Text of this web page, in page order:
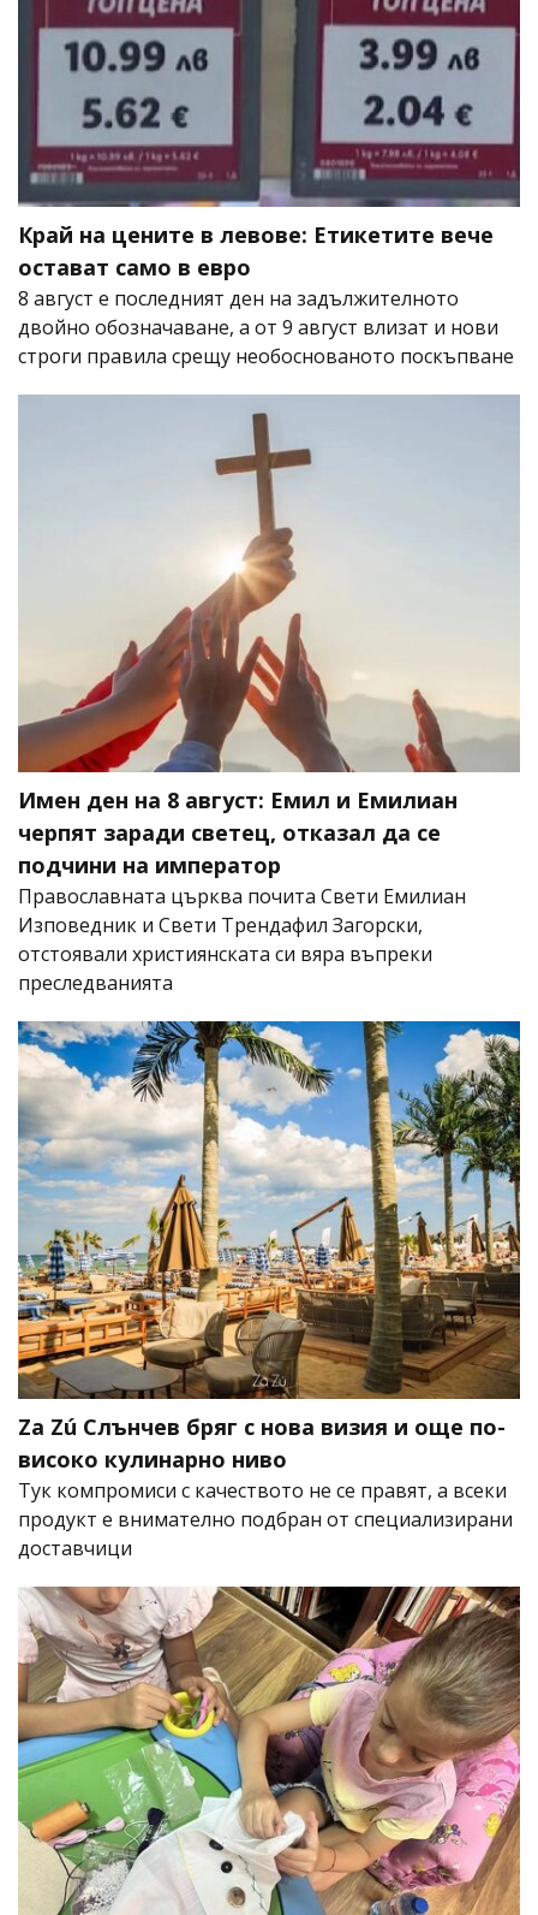
Край на цените в левове: Етикетите вече
остават само в евро
8 август е последният ден на задължителното
двойно обозначаване, а от 9 август влизат и нови
строги правила срещу необоснованото поскъпване
Имен ден на 8 август: Емил и Емилиан
черпят заради светец, отказал да се
подчини на император
Православната църква почита Свети Емилиан
Изповедник и Свети Трендафил Загорски,
отстоявали християнската си вяра въпреки
преследванията
Za Zú Слънчев бряг с нова визия и още по-
високо кулинарно ниво
Тук компромиси с качеството не се правят, а всеки
продукт е внимателно подбран от специализирани
доставчици